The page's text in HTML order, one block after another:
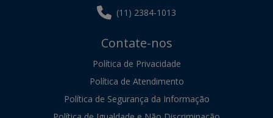
(11) 2384-1013
Contate-nos
Política de Privacidade
Política de Atendimento
Política de Segurança da Informação